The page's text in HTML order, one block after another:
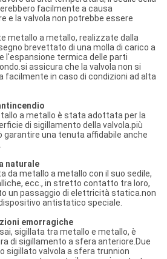
facilmente a causa
e la valvola non potrebbe essere
metallo a metallo, realizzate dalla
brevettato di una molla di carico a
l'espansione termica delle parti
assicura che la valvola non si
facilmente in caso di condizioni ad alta
a metallo è stata adottata per la
di sigillamento della valvola.più
garantire una tenuta affidabile anche
naturale
da metallo a metallo con il suo sedile,
ecc., in stretto contatto tra loro,
un passaggio di elettricità statica.non
antistatico speciale.
emorragiche
sigillata tra metallo e metallo, è
di sigillamento a sfera anteriore.Due
sigillato valvola a sfera trunnion